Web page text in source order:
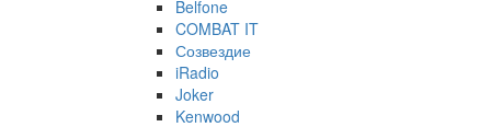
Belfone
COMBAT IT
Созвездие
iRadio
Joker
Kenwood